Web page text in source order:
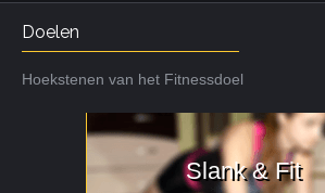
Doelen
Hoekstenen van het Fitnessdoel
Slank & Fit